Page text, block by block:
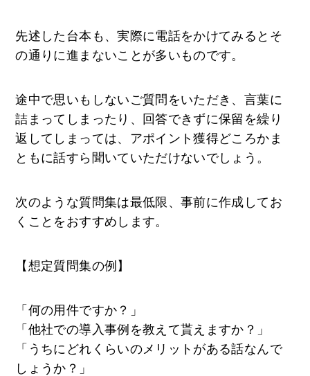
先述した台本も、実際に電話をかけてみるとそ
の通りに進まないことが多いものです。
途中で思いもしないご質問をいただき、言葉に
詰まってしまったり、回答できずに保留を繰り
返してしまっては、アポイント獲得どころかま
ともに話すら聞いていただけないでしょう。
次のような質問集は最低限、事前に作成してお
くことをおすすめします。
【想定質問集の例】
「何の用件ですか？」
「他社での導入事例を教えて貰えますか？」
「うちにどれくらいのメリットがある話なんで
しょうか？」